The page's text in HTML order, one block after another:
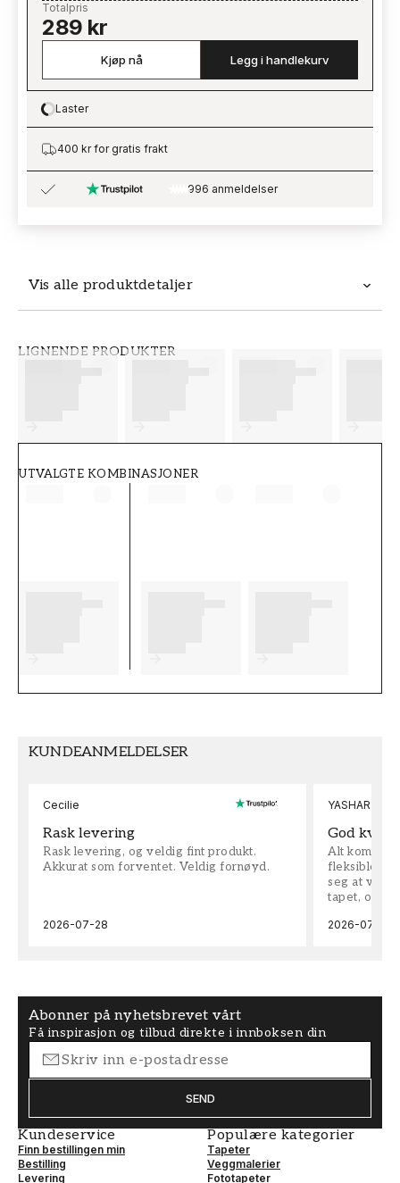
Vis alle produktdetaljer
LIGNENDE PRODUKTER
UTVALGTE KOMBINASJONER
Totalpris
289 kr
Kjøp nå Legg i handlekurv
Loading…
Laster
400 kr for gratis frakt
996 anmeldelser
KUNDEANMELDELSER
Cecilie
Rask levering
Rask levering, og veldig fint produkt.
Akkurat som forventet. Veldig fornøyd.
2026-07-28
YASHAR
God
Alt kom
fleksible på
seg at vi
tapet, og
2026-07-04
Abonner på nyhetsbrevet vårt
Få inspirasjon og tilbud direkte i innboksen din
SEND
Kundeservice
Finn bestillingen min
Bestilling
Levering
Populære kategorier
Tapeter
Veggmalerier
Fototapeter